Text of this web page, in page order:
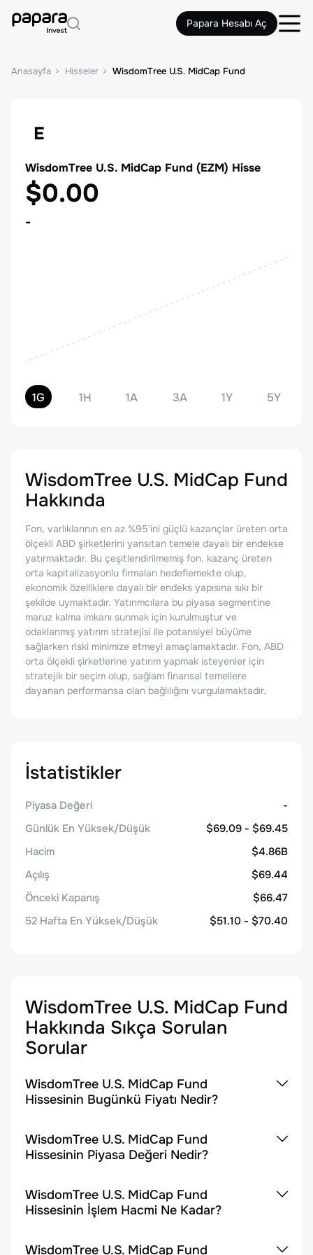
Papara Hesabı Aç
Anasayfa Hisseler WisdomTree U.S. MidCap Fund
E
WisdomTree U.S. MidCap Fund (EZM) Hisse
$0.00
-
1G 1H 1A 3A 1Y 5Y
WisdomTree U.S. MidCap Fund
Hakkında
Fon, varlıklarının en az %95'ini güçlü kazançlar üreten orta
ölçekli ABD şirketlerini yansıtan temele dayalı bir endekse
yatırmaktadır. Bu çeşitlendirilmemiş fon, kazanç üreten
orta kapitalizasyonlu firmaları hedeflemekte olup,
ekonomik özelliklere dayalı bir endeks yapısına sıkı bir
şekilde uymaktadır. Yatırımcılara bu piyasa segmentine
maruz kalma imkanı sunmak için kurulmuştur ve
odaklanmış yatırım stratejisi ile potansiyel büyüme
sağlarken riski minimize etmeyi amaçlamaktadır. Fon, ABD
orta ölçekli şirketlerine yatırım yapmak isteyenler için
stratejik bir seçim olup, sağlam finansal temellere
dayanan performansa olan bağlılığını vurgulamaktadır.
İstatistikler
Piyasa Değeri
-
Günlük En Yüksek/Düşük
$69.09 - $69.45
Hacim
$4.86B
Açılış
$69.44
Önceki Kapanış
$66.47
52 Hafta En Yüksek/Düşük
$51.10 - $70.40
WisdomTree U.S. MidCap Fund
Hakkında Sıkça Sorulan
Sorular
WisdomTree U.S. MidCap Fund
Hissesinin Bugünkü Fiyatı Nedir?
WisdomTree U.S. MidCap Fund
Hissesinin Piyasa Değeri Nedir?
WisdomTree U.S. MidCap Fund
Hissesinin İşlem Hacmi Ne Kadar?
WisdomTree U.S. MidCap Fund